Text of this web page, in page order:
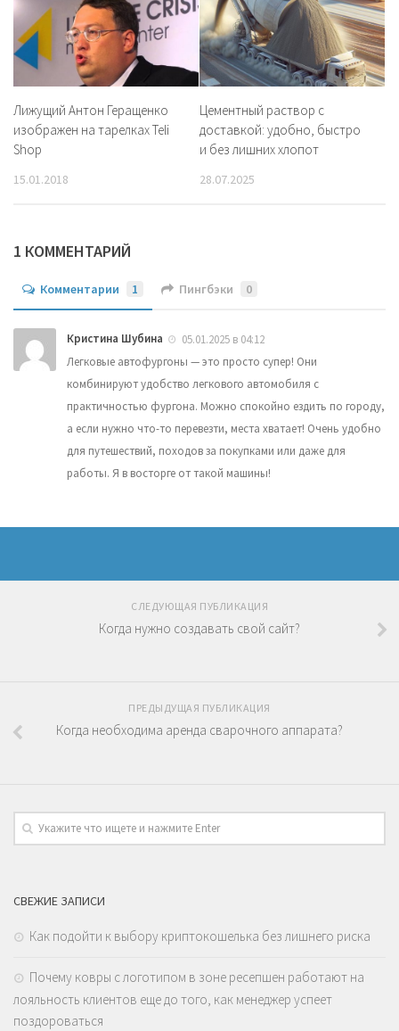
Лижущий Антон Геращенко
изображен на тарелках Теli
Shop
15.01.2018
Цементный раствор с
доставкой: удобно, быстро
и без лишних хлопот
28.07.2025
1 КОММЕНТАРИЙ
Комментарии 1 Пингбэки 0
Кристина Шубина
05.01.2025 в 04:12
Легковые автофургоны — это просто супер! Они
комбинируют удобство легкового автомобиля с
практичностью фургона. Можно спокойно ездить по городу,
а если нужно что-то перевезти, места хватает! Очень удобно
для путешествий, походов за покупками или даже для
работы. Я в восторге от такой машины!
СЛЕДУЮЩАЯ ПУБЛИКАЦИЯ
Когда нужно создавать свой сайт?
ПРЕДЫДУЩАЯ ПУБЛИКАЦИЯ
Когда необходима аренда сварочного аппарата?
СВЕЖИЕ ЗАПИСИ
Как подойти к выбору криптокошелька без лишнего риска
Почему ковры с логотипом в зоне ресепшен работают на
лояльность клиентов еще до того, как менеджер успеет
поздороваться